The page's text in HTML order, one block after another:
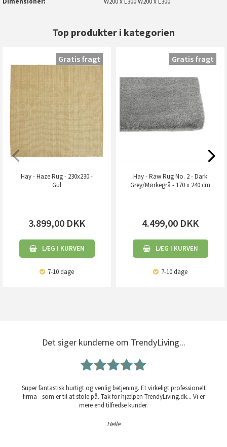
Top produkter i kategorien
Hay - Haze Rug - 230x230 -
Gul
3.899,00 DKK
LÆG I KURVEN
7-10 dage
Gratis fragt
Hay - Raw Rug No. 2 - Dark
Grey/Mørkegrå - 170 x 240 cm
4.499,00 DKK
LÆG I KURVEN
7-10 dage
Gratis fragt
Det siger kunderne om TrendyLiving...
Super fantastisk hurtigt og venlig betjening. Et virkeligt professionelt
firma - som er til at stole på. Tak for hjælpen TrendyLiving.dk... Vi er
mere end tilfredse kunder.
Helle